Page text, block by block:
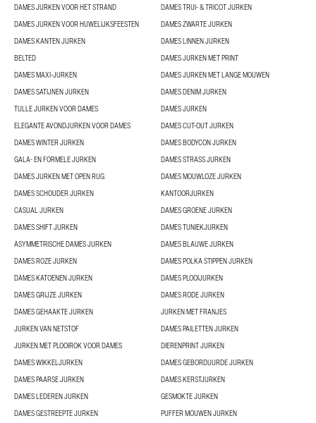
DAMES JURKEN VOOR HET STRAND
DAMES TRUI- & TRICOT JURKEN
DAMES JURKEN VOOR HUWELIJKSFEESTEN
DAMES ZWARTE JURKEN
DAMES KANTEN JURKEN
DAMES LINNEN JURKEN
BELTED
DAMES JURKEN MET PRINT
DAMES MAXI-JURKEN
DAMES JURKEN MET LANGE MOUWEN
DAMES SATIJNEN JURKEN
DAMES DENIM JURKEN
TULLE JURKEN VOOR DAMES
DAMES JURKEN
ELEGANTE AVONDJURKEN VOOR DAMES
DAMES CUT-OUT JURKEN
DAMES WINTER JURKEN
DAMES BODYCON JURKEN
GALA- EN FORMELE JURKEN
DAMES STRASS JURKEN
DAMES JURKEN MET OPEN RUG
DAMES MOUWLOZE JURKEN
DAMES SCHOUDER JURKEN
KANTOORJURKEN
CASUAL JURKEN
DAMES GROENE JURKEN
DAMES SHIFT JURKEN
DAMES TUNIEKJURKEN
ASYMMETRISCHE DAMES JURKEN
DAMES BLAUWE JURKEN
DAMES ROZE JURKEN
DAMES POLKA STIPPEN JURKEN
DAMES KATOENEN JURKEN
DAMES PLOOIJURKEN
DAMES GRIJZE JURKEN
DAMES RODE JURKEN
DAMES GEHAAKTE JURKEN
JURKEN MET FRANJES
JURKEN VAN NETSTOF
DAMES PAILETTEN JURKEN
JURKEN MET PLOOIROK VOOR DAMES
DIERENPRINT JURKEN
DAMES WIKKELJURKEN
DAMES GEBORDUURDE JURKEN
DAMES PAARSE JURKEN
DAMES KERSTJURKEN
DAMES LEDEREN JURKEN
GESMOKTE JURKEN
DAMES GESTREEPTE JURKEN
PUFFER MOUWEN JURKEN